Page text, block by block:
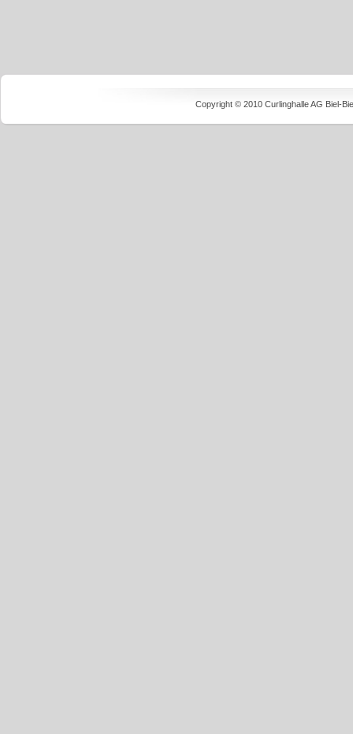
Copyright © 2010 Curlinghalle AG Biel-